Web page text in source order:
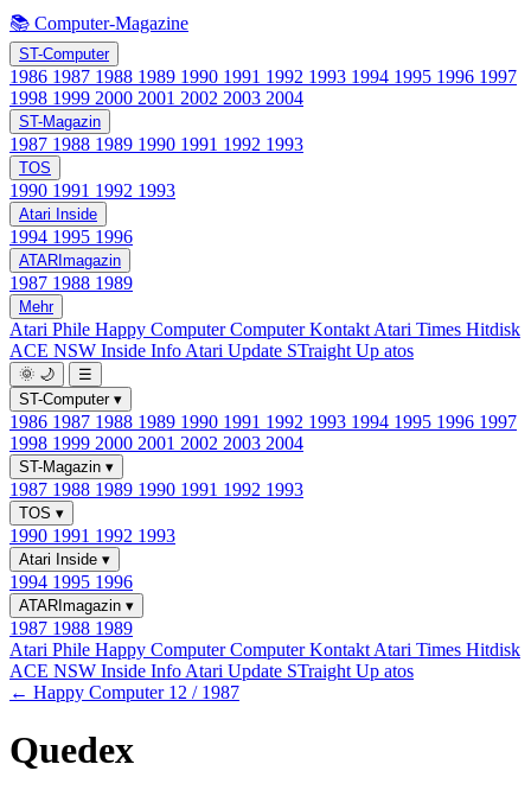
📚 Computer-Magazine
ST-Computer
1986 1987 1988 1989 1990 1991 1992 1993 1994 1995 1996 1997
1998 1999 2000 2001 2002 2003 2004
ST-Magazin
1987 1988 1989 1990 1991 1992 1993
TOS
1990 1991 1992 1993
Atari Inside
1994 1995 1996
ATARImagazin
1987 1988 1989
Mehr
Atari Phile Happy ComputerComputer Kontakt Atari Times Hitdisk
ACE NSW Inside Info Atari Update STraight Up atos
🌞 🌙
☰
ST-Computer ▾
1986 1987 1988 1989 1990 1991 1992 1993 1994 1995 1996 1997
1998 1999 2000 2001 2002 2003 2004
ST-Magazin ▾
1987 1988 1989 1990 1991 1992 1993
TOS ▾
1990 1991 1992 1993
Atari Inside ▾
1994 1995 1996
ATARImagazin ▾
1987 1988 1989
Atari Phile Happy ComputerComputer Kontakt Atari Times Hitdisk
ACE NSW Inside Info Atari Update STraight Up atos
← Happy Computer 12 / 1987
Quedex